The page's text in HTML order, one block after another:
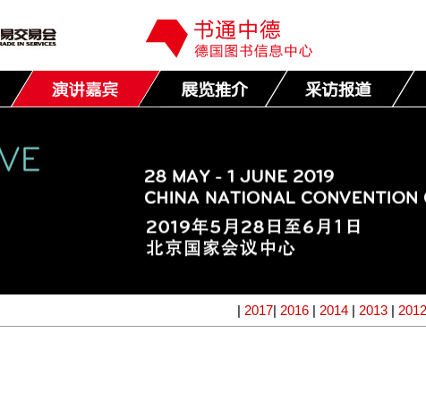
| 2017| 2016 | 2014 | 2013 | 2012